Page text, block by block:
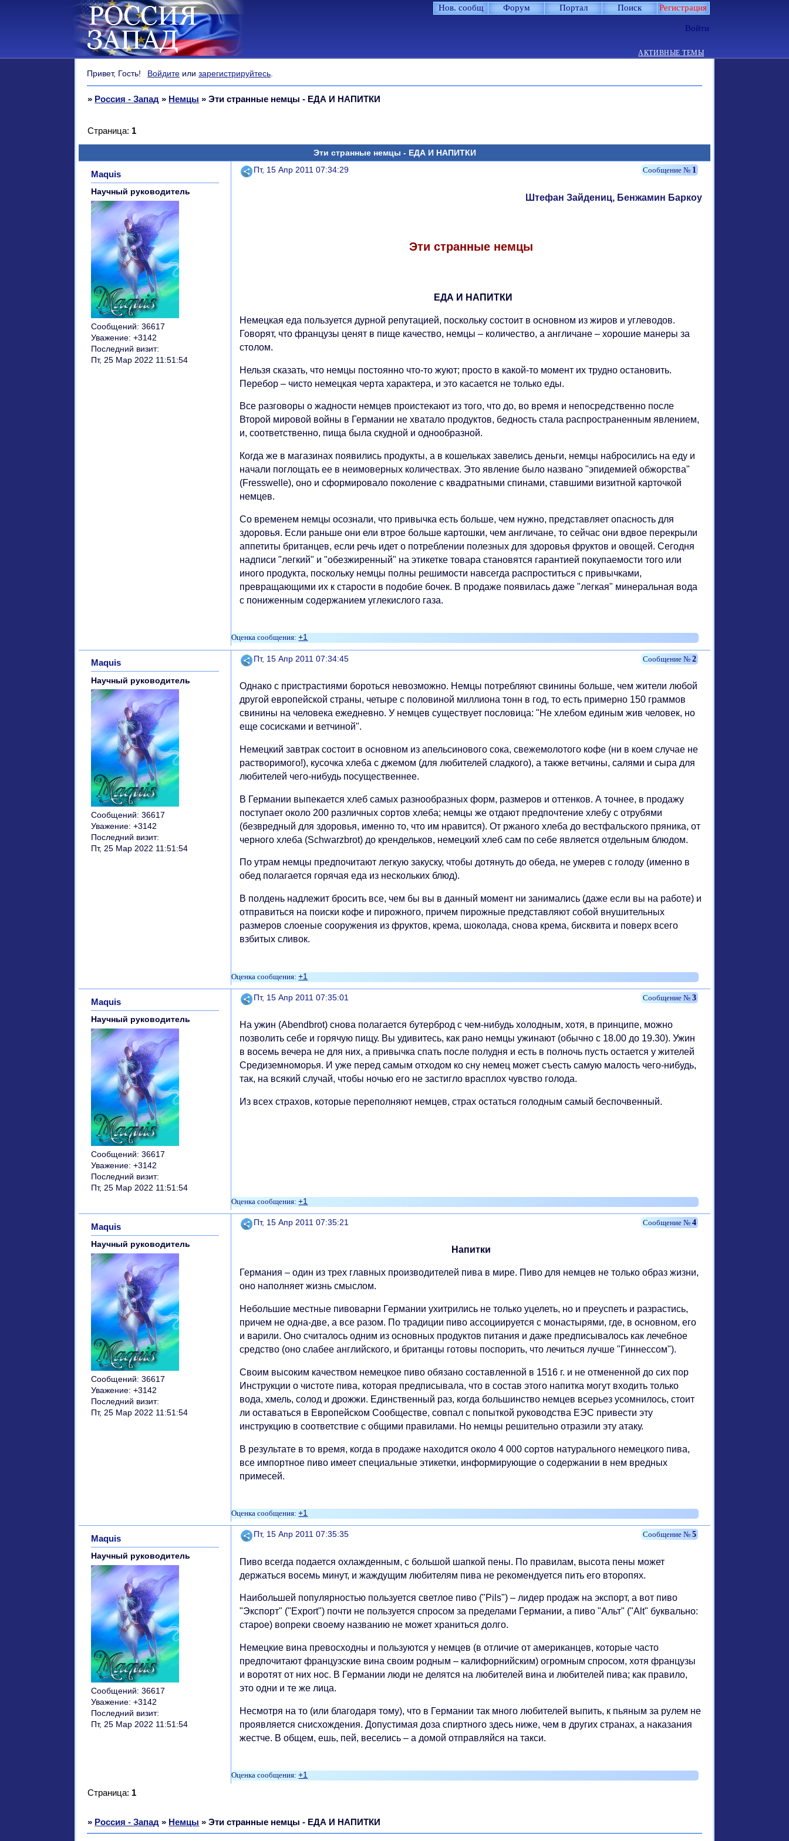
Нов. сообщ Форум Портал Поиск Регистрация
Войти
АКТИВНЫЕ ТЕМЫ
Привет, Гость! Войдите илизарегистрируйтесь.
» Россия - Запад » Немцы »Эти странные немцы - ЕДА И НАПИТКИ
Эти странные немцы - ЕДА И НАПИТКИ
Страница: 1
Поделиться 1
Пт, 15 Апр 2011 07:34:29
Maquis
Научный руководитель
Сообщений: 36617
Уважение: +3142
Последний визит:
Пт, 25 Мар 2022 11:51:54
Штефан Зайдениц, Бенжамин Баркоу
Эти странные немцы
ЕДА И НАПИТКИ
Немецкая еда пользуется дурной репутацией, поскольку состоит в основном из жиров и углеводов.
Говорят, что французы ценят в пище качество, немцы – количество, а англичане – хорошие манеры за
столом.
Нельзя сказать, что немцы постоянно что-то жуют; просто в какой-то момент их трудно остановить.
Перебор – чисто немецкая черта характера, и это касается не только еды.
Все разговоры о жадности немцев проистекают из того, что до, во время и непосредственно после
Второй мировой войны в Германии не хватало продуктов, бедность стала распространенным явлением,
и, соответственно, пища была скудной и однообразной.
Когда же в магазинах появились продукты, а в кошельках завелись деньги, немцы набросились на еду и
начали поглощать ее в неимоверных количествах. Это явление было названо "эпидемией обжорства"
(Fresswelle), оно и сформировало поколение с квадратными спинами, ставшими визитной карточкой
немцев.
Со временем немцы осознали, что привычка есть больше, чем нужно, представляет опасность для
здоровья. Если раньше они ели втрое больше картошки, чем англичане, то сейчас они вдвое перекрыли
аппетиты британцев, если речь идет о потреблении полезных для здоровья фруктов и овощей. Сегодня
надписи "легкий" и "обезжиренный" на этикетке товара становятся гарантией покупаемости того или
иного продукта, поскольку немцы полны решимости навсегда распроститься с привычками,
превращающими их к старости в подобие бочек. В продаже появилась даже "легкая" минеральная вода
с пониженным содержанием углекислого газа.
+1
Поделиться 2
Пт, 15 Апр 2011 07:34:45
Maquis
Научный руководитель
Сообщений: 36617
Уважение: +3142
Последний визит:
Пт, 25 Мар 2022 11:51:54
Однако с пристрастиями бороться невозможно. Немцы потребляют свинины больше, чем жители любой
другой европейской страны, четыре с половиной миллиона тонн в год, то есть примерно 150 граммов
свинины на человека ежедневно. У немцев существует пословица: "Не хлебом единым жив человек, но
еще сосисками и ветчиной".
Немецкий завтрак состоит в основном из апельсинового сока, свежемолотого кофе (ни в коем случае не
растворимого!), кусочка хлеба с джемом (для любителей сладкого), а также ветчины, салями и сыра для
любителей чего-нибудь посущественнее.
В Германии выпекается хлеб самых разнообразных форм, размеров и оттенков. А точнее, в продажу
поступает около 200 различных сортов хлеба; немцы же отдают предпочтение хлебу с отрубями
(безвредный для здоровья, именно то, что им нравится). От ржаного хлеба до вестфальского пряника, от
черного хлеба (Schwarzbrot) до крендельков, немецкий хлеб сам по себе является отдельным блюдом.
По утрам немцы предпочитают легкую закуску, чтобы дотянуть до обеда, не умерев с голоду (именно в
обед полагается горячая еда из нескольких блюд).
В полдень надлежит бросить все, чем бы вы в данный момент ни занимались (даже если вы на работе) и
отправиться на поиски кофе и пирожного, причем пирожные представляют собой внушительных
размеров слоеные сооружения из фруктов, крема, шоколада, снова крема, бисквита и поверх всего
взбитых сливок.
+1
Поделиться 3
Пт, 15 Апр 2011 07:35:01
Maquis
Научный руководитель
Сообщений: 36617
Уважение: +3142
Последний визит:
Пт, 25 Мар 2022 11:51:54
На ужин (Abendbrot) снова полагается бутерброд с чем-нибудь холодным, хотя, в принципе, можно
позволить себе и горячую пищу. Вы удивитесь, как рано немцы ужинают (обычно с 18.00 до 19.30). Ужин
в восемь вечера не для них, а привычка спать после полудня и есть в полночь пусть остается у жителей
Средиземноморья. И уже перед самым отходом ко сну немец может съесть самую малость чего-нибудь,
так, на всякий случай, чтобы ночью его не застигло врасплох чувство голода.
Из всех страхов, которые переполняют немцев, страх остаться голодным самый беспочвенный.
+1
Поделиться 4
Пт, 15 Апр 2011 07:35:21
Maquis
Научный руководитель
Сообщений: 36617
Уважение: +3142
Последний визит:
Пт, 25 Мар 2022 11:51:54
Напитки
Германия – один из трех главных производителей пива в мире. Пиво для немцев не только образ жизни,
оно наполняет жизнь смыслом.
Небольшие местные пивоварни Германии ухитрились не только уцелеть, но и преуспеть и разрастись,
причем не одна-две, а все разом. По традиции пиво ассоциируется с монастырями, где, в основном, его
и варили. Оно считалось одним из основных продуктов питания и даже предписывалось как лечебное
средство (оно слабее английского, и британцы готовы поспорить, что лечиться лучше "Гиннессом").
Своим высоким качеством немецкое пиво обязано составленной в 1516 г. и не отмененной до сих пор
Инструкции о чистоте пива, которая предписывала, что в состав этого напитка могут входить только
вода, хмель, солод и дрожжи. Единственный раз, когда большинство немцев всерьез усомнилось, стоит
ли оставаться в Европейском Сообществе, совпал с попыткой руководства ЕЭС привести эту
инструкцию в соответствие с общими правилами. Но немцы решительно отразили эту атаку.
В результате в то время, когда в продаже находится около 4 000 сортов натурального немецкого пива,
все импортное пиво имеет специальные этикетки, информирующие о содержании в нем вредных
примесей.
+1
Поделиться 5
Пт, 15 Апр 2011 07:35:35
Maquis
Научный руководитель
Сообщений: 36617
Уважение: +3142
Последний визит:
Пт, 25 Мар 2022 11:51:54
Пиво всегда подается охлажденным, с большой шапкой пены. По правилам, высота пены может
держаться восемь минут, и жаждущим любителям пива не рекомендуется пить его второпях.
Наибольшей популярностью пользуется светлое пиво ("Pils") – лидер продаж на экспорт, а вот пиво
"Экспорт" ("Export") почти не пользуется спросом за пределами Германии, а пиво "Альт" ("Alt" буквально:
старое) вопреки своему названию не может храниться долго.
Немецкие вина превосходны и пользуются у немцев (в отличие от американцев, которые часто
предпочитают французские вина своим родным – калифорнийским) огромным спросом, хотя французы
и воротят от них нос. В Германии люди не делятся на любителей вина и любителей пива; как правило,
это одни и те же лица.
Несмотря на то (или благодаря тому), что в Германии так много любителей выпить, к пьяным за рулем не
проявляется снисхождения. Допустимая доза спиртного здесь ниже, чем в других странах, а наказания
жестче. В общем, ешь, пей, веселись – а домой отправляйся на такси.
+1
Страница: 1
» Россия - Запад » Немцы »Эти странные немцы - ЕДА И НАПИТКИ